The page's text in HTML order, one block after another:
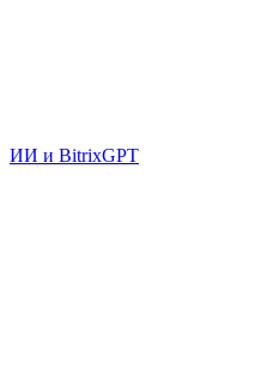
ИИ и BitrixGPT